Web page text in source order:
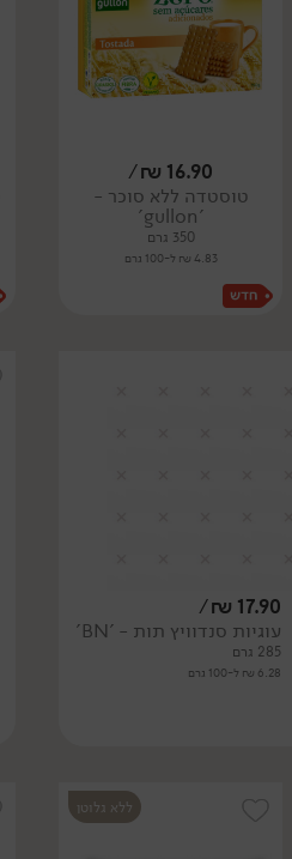
16.90
₪
/
טוסטדה ללא סוכר -
'gullon'
350 גרם
4.83 ₪ ל-100 גרם
17.90
₪
/
עוגיות סנדוויץ תות - 'BN'
285 גרם
6.28 ₪ ל-100 גרם
ללא גלוטן